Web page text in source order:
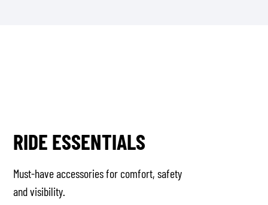
RIDE ESSENTIALS
Must-have accessories for comfort, safety
and visibility.